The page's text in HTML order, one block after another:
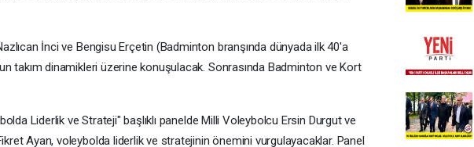
İnci ve Bengisu Erçetin (Badminton branşında dünyada ilk 40'a
takım dinamikleri üzerine konuşulacak. Sonrasında Badminton ve Kort
Liderlik ve Strateji" başlıklı panelde Milli Voleybolcu Ersin Durgut ve
Ayan, voleybolda liderlik ve stratejinin önemini vurgulayacaklar. Panel